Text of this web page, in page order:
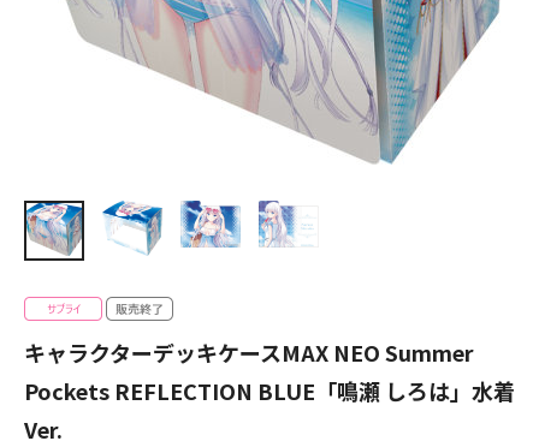
キャラクターデッキケースMAX NEO Summer
Pockets REFLECTION BLUE「鳴瀬 しろは」水着
Ver.